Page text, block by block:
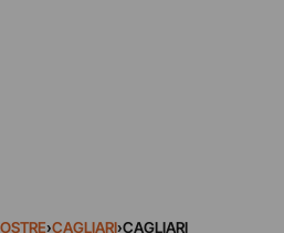
›CAGLIARI›CAGLIARI